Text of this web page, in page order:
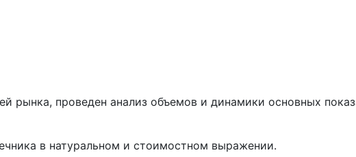
рынка, проведен анализ объемов и динамики основных
в натуральном и стоимостном выражении.